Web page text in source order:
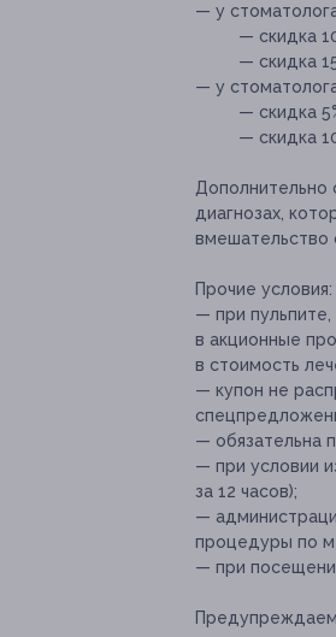
— у
— скидка
— скидка
— у
— скидка
— скидка
Дополнительно
диагнозах,
вмешательство
Прочие условия:
— при
в акционные
в стоимость
— купон не
— обязательна
— при условии
за 12 часов);
—
процедуры по
— при
Предупреждаем